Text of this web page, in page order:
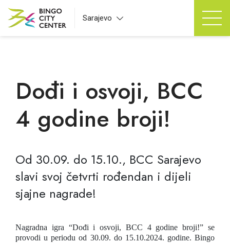
Sarajevo
Dođi i osvoji, BCC
4 godine broji!
Od 30.09. do 15.10., BCC Sarajevo
slavi svoj četvrti rođendan i dijeli
sjajne nagrade!
Nagradna igra “Dođi i osvoji, BCC 4 godine broji!” se
provodi u periodu od 30.09. do 15.10.2024. godine. Bingo